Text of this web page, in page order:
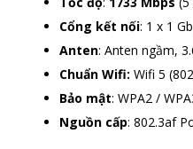
Cổng kết nối: 1 x 1
Anten: Anten ngầm,
Chuẩn Wifi: Wifi 5
Bảo mật: WPA2 /
Nguồn cấp: 802.3af